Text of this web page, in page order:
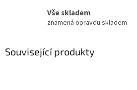
Vše skladem
znamená opravdu skladem
Související produkty